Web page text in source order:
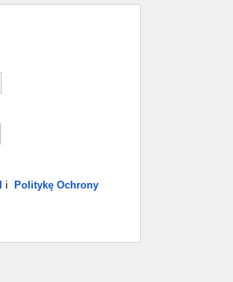
i
Politykę Ochrony